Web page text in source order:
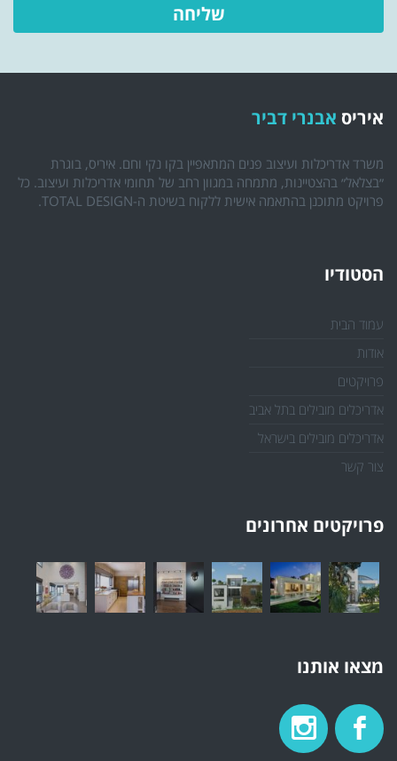
איריס אבנרי דביר
משרד אדריכלות ועיצוב פנים המתאפיין בקו נקי וחם. איריס, בוגרת
״בצלאל״ בהצטיינות, מתמחה במגוון רחב של תחומי אדריכלות ועיצוב. כל
פרויקט מתוכנן בהתאמה אישית ללקוח בשיטת ה-TOTAL DESIGN.
הסטודיו
עמוד הבית
אודות
פרויקטים
אדריכלים מובילים בתל אביב
אדריכלים מובילים בישראל
צור קשר
פרויקטים אחרונים
מצאו אותנו